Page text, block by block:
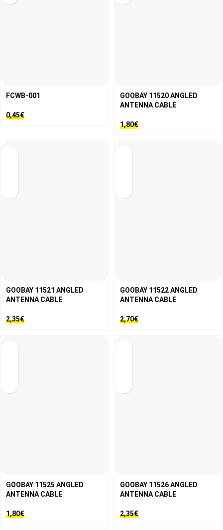
FCWB-001
0,45€
GOOBAY 11520 ANGLED
ANTENNA CABLE
1,80€
GOOBAY 11521 ANGLED
ANTENNA CABLE
2,35€
GOOBAY 11522 ANGLED
ANTENNA CABLE
2,70€
GOOBAY 11525 ANGLED
ANTENNA CABLE
1,80€
GOOBAY 11526 ANGLED
ANTENNA CABLE
2,35€